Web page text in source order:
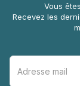
Vous
Recevez les